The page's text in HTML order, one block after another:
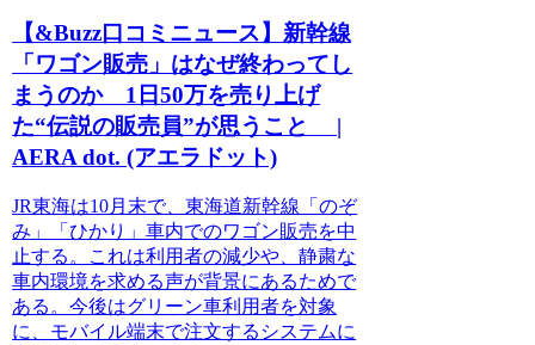
【&Buzz口コミニュース】新幹線
「ワゴン販売」はなぜ終わってし
まうのか 1日50万を売り上げ
た“伝説の販売員”が思うこと |
AERA dot. (アエラドット)
JR東海は10月末で、東海道新幹線「のぞ
み」「ひかり」車内でのワゴン販売を中
止する。これは利用者の減少や、静粛な
車内環境を求める声が背景にあるためで
ある。今後はグリーン車利用者を対象
に、モバイル端末で注文するシステムに